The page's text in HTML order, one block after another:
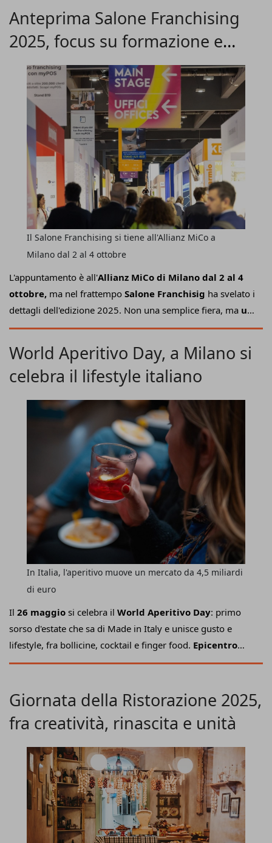
confermarsi comevera e propria piattaforma per
l'ospitalità, il fuoricasa e il food retail.Già1.700 gli
provenienti da 54 Paesi, che incontreranno oltre700
hosted buyerper un totale di 12mila incontri già fissati in
agenda grazie alla collaborazione con Agenzia ICE.
Anteprima Salone Franchising
2025, focus su formazione e
credito
L'appuntamento è all'Allianz MiCo di Milano dal 2 al 4
ottobre, ma nel frattempo Salone Franchisig ha svelato i
dettagli dell'edizione 2025. Non una semplice fiera, ma un
hub strategicodi opportunità, formazione e connessioni
potenziali imprenditori, investitori e manager uno sguardo
privilegiato su un comparto in costante crescita, sempre
Il Salone Franchising si tiene all'Allianz MiCo a
Milano dal 2 al 4 ottobre
World Aperitivo Day, a Milano si
celebra il lifestyle italiano
Il 26 maggio si celebra il World Aperitivo Day: primo
sorso d'estate che sa di Made in Italy e unisce gusto e
lifestyle, fra bollicine, cocktail e finger food. Epicentro
delle celebrazioni è la città di MilanodoveMWW
Gordini(ideatore anche di Aperitivo Festival e Milano
da quattro anni a questa parte, fa da apripista alla bella
dell'aperitivo.
In Italia, l'aperitivo muove un mercato da 4,5 miliardi
di euro
Giornata della Ristorazione 2025,
fra creatività, rinascita e unità